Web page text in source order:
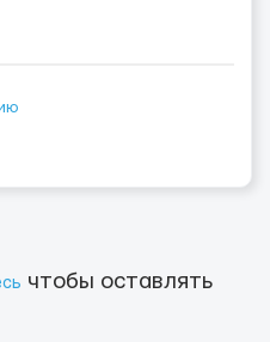
чтобы оставлять